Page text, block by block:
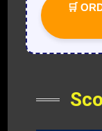
🛒